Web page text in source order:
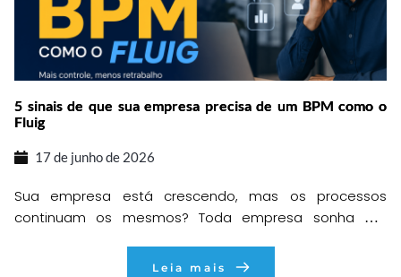
5 sinais de que sua empresa precisa de um BPM como o
Fluig
17 de junho de 2026
Sua empresa está crescendo, mas os processos
continuam os mesmos? Toda empresa sonha em
colaboradores, mais oportunidades e mais resultados.
Leia mais